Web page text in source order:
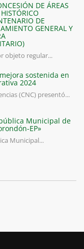
DE ÁREAS
DE
GENERAL Y
objeto regular...
sostenida en
2024
(CNC) presentó...
Municipal de
EP»
Municipal...